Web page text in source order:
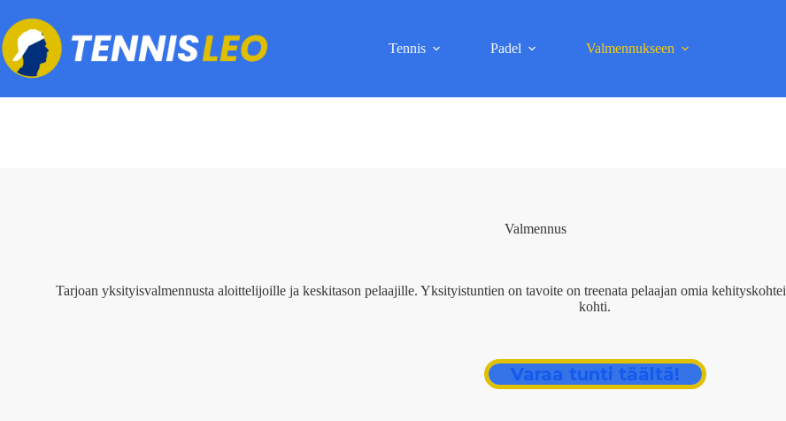
content
Tennis Padel Valmennukseen
Valmennus
Tarjoan yksityisvalmennusta aloittelijoille ja keskitason pelaajille. Yksityistuntien on tavoite on treenata pelaajan omia
kohti.
Varaa tunti täältä!